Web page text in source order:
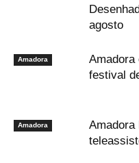
agosto
Amadora
Amadora
festival
Amadora
Amadora